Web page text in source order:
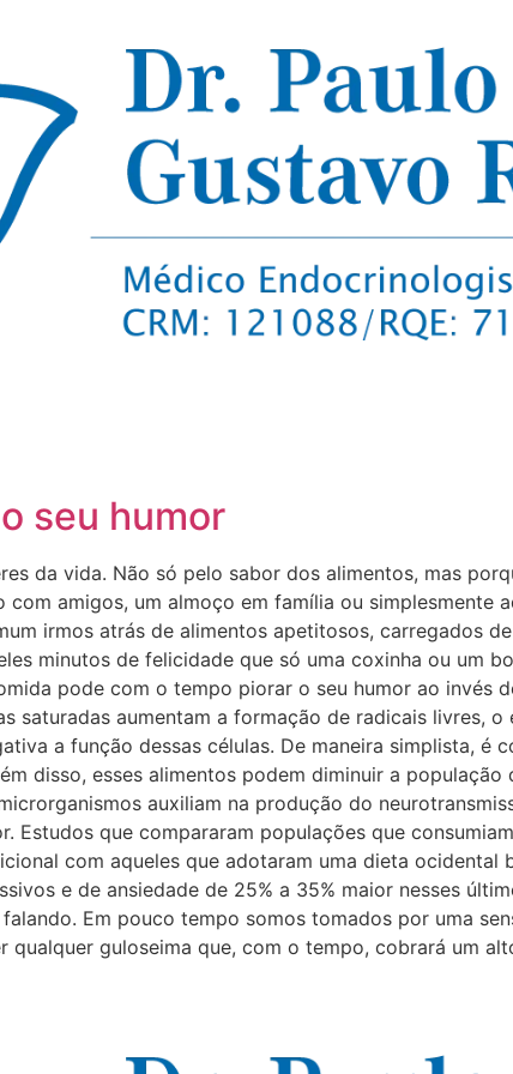
seu humor
da vida. Não só pelo sabor dos alimentos, mas
amigos, um almoço em família ou simplesmente
irmos atrás de alimentos apetitosos, carregados
minutos de felicidade que só uma coxinha ou um
pode com o tempo piorar o seu humor ao invés
saturadas aumentam a formação de radicais livres,
a função dessas células. De maneira simplista, é
disso, esses alimentos podem diminuir a
auxiliam na produção do
Estudos que compararam populações que
com aqueles que adotaram uma dieta ocidental
e de ansiedade de 25% a 35% maior nesses
Em pouco tempo somos tomados por uma
guloseima que, com o tempo, cobrará um